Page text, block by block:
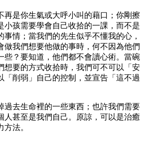
再是你生氣或大呼小叫的藉口；你剛擦
小孩需要學會自己收拾的一課，而不是
事情；當我們的先生似乎不懂我的心，
做我們想要他做的事時，何不因為他們
些？要知道，他們都不會讀心術。當碗
想要的方式收拾時，我們可不可以「安
「削弱」自己的控制，並宣告「這不過
過去生命裡的一些東西；也許我們需要
人甚至是我們自己。原諒，可以是治癒
法。